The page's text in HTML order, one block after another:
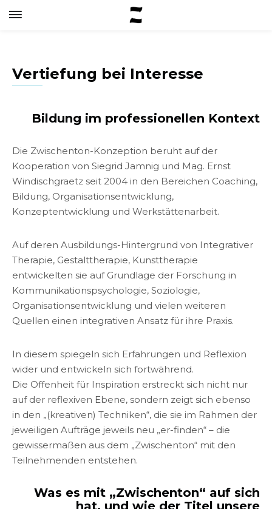
Vertiefung bei Interesse
Bildung im professionellen Kontext
Die Zwischenton-Konzeption beruht auf der
Kooperation von Siegrid Jamnig und Mag. Ernst
Windischgraetz seit 2004 in den Bereichen Coaching,
Bildung, Organisationsentwicklung,
Konzeptentwicklung und Werkstättenarbeit.
Auf deren Ausbildungs-Hintergrund von Integrativer
Therapie, Gestalttherapie, Kunsttherapie
entwickelten sie auf Grundlage der Forschung in
Kommunikationspsychologie, Soziologie,
Organisationsentwicklung und vielen weiteren
Quellen einen integrativen Ansatz für ihre Praxis.
In diesem spiegeln sich Erfahrungen und Reflexion
wider und entwickeln sich fortwährend.
Die Offenheit für Inspiration erstreckt sich nicht nur
auf der reflexiven Ebene, sondern zeigt sich ebenso
in den „(kreativen) Techniken“, die sie im Rahmen der
jeweiligen Aufträge jeweils neu „er-finden“ – die
gewissermaßen aus dem „Zwischenton“ mit den
Teilnehmenden entstehen.
Was es mit „Zwischenton“ auf sich
hat, und wie der Titel unsere